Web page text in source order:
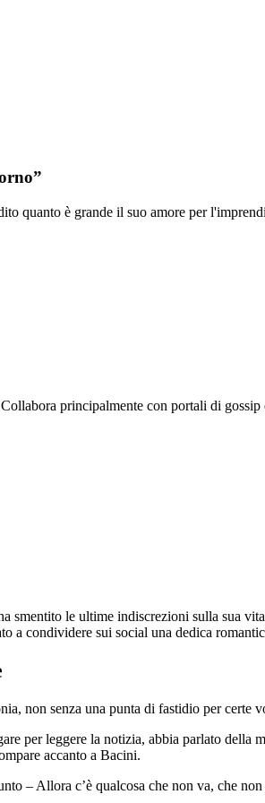
quanto è grande il suo amore per
principalmente con portali di gossip
smentito le ultime indiscrezioni sulla sua
condividere sui social una dedica
non senza una punta di fastidio per certe
per leggere la notizia, abbia parlato della
accanto a Bacini.
– Allora c’è qualcosa che non va, che